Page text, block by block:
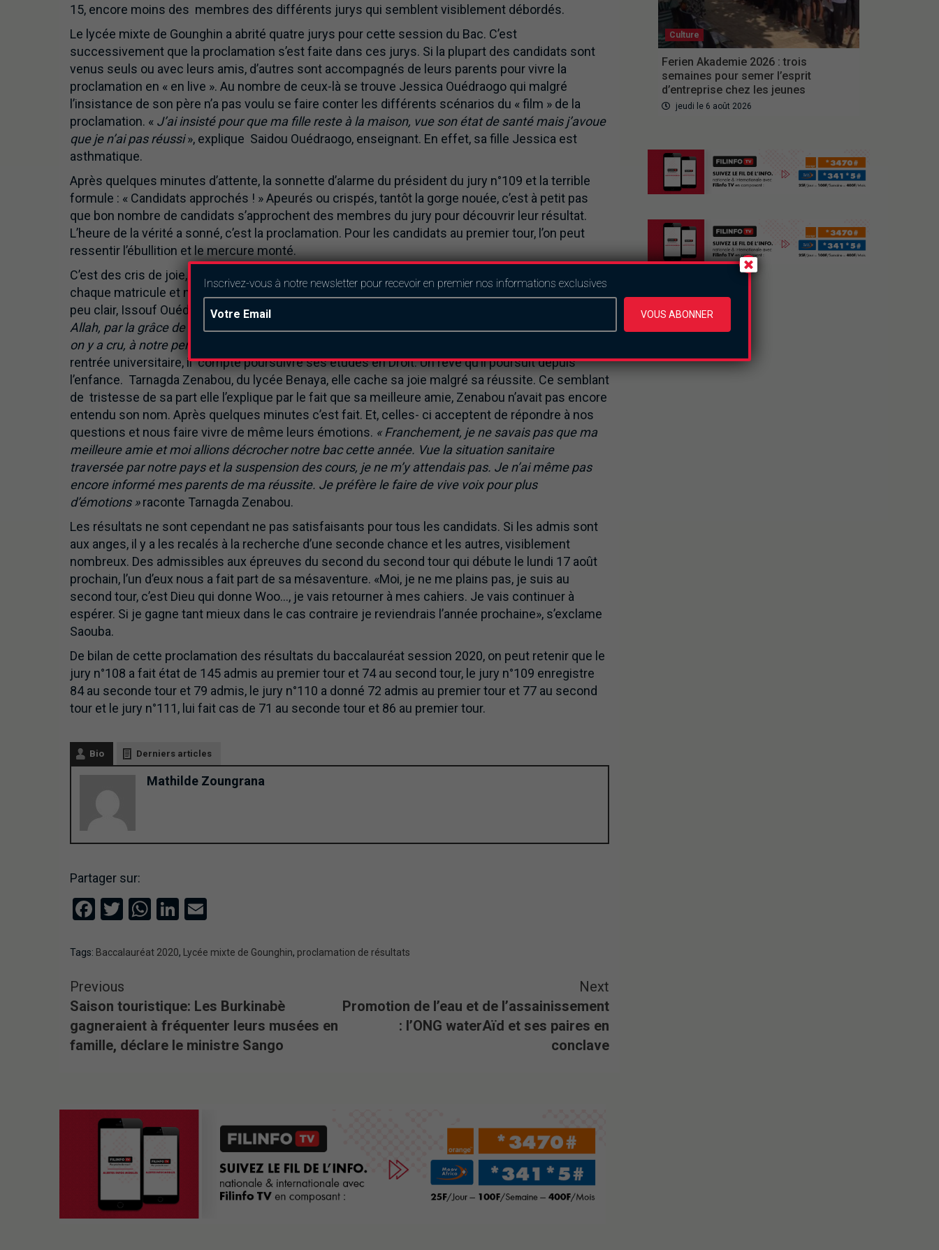
15, encore moins des membres des différents jurys qui semblent visiblement débordés.
Le lycée mixte de Gounghin a abrité quatre jurys pour cette session du Bac. C’est
successivement que la proclamation s’est faite dans ces jurys. Si la plupart des candidats sont
venus seuls ou avec leurs amis, d’autres sont accompagnés de leurs parents pour vivre la
proclamation en « en live ». Au nombre de ceux-là se trouve Jessica Ouédraogo qui malgré
l’insistance de son père n’a pas voulu se faire conter les différents scénarios du « film » de la
proclamation. « J’ai insisté pour que ma fille reste à la maison, vue son état de santé mais j’avoue
que je n’ai pas réussi», explique Saidou Ouédraogo, enseignant. En effet, sa fille Jessica est
asthmatique.
Après quelques minutes d’attente, la sonnette d’alarme du président du jury n°109 et la terrible
formule : « Candidats approchés ! » Apeurés ou crispés, tantôt la gorge nouée, c’est à petit pas
que bon nombre de candidats s’approchent des membres du jury pour découvrir leur résultat.
L’heure de la vérité a sonné, c’est la proclamation. Pour les candidats au premier tour, l’on peut
ressentir l’ébullition et le mercure monté.
C’est des cris de joie, des ouf de soulagement ou plus de délivrance que l’on entend après
chaque matricule et nom appelés. Habillé en « Faso Danfani », d’une taille moyenne et d’un teint
peu clair, Issouf Ouédraogo, nouveau bachelier à l’instant partage ses émotions :
Allah, par la grâce de Dieu, ça marché, malgré la complexité de l’année scolaire. On sait battu et
on y a cru, à notre performance, à notre capacité et Dieu merci ! Ça a marché
rentrée universitaire, il compte poursuivre ses études en Droit. Un rêve qu’il poursuit depuis
l’enfance. Tarnagda Zenabou, du lycée Benaya, elle cache sa joie malgré sa réussite. Ce semblant
de tristesse de sa part elle l’explique par le fait que sa meilleure amie, Zenabou n’avait pas encore
entendu son nom. Après quelques minutes c’est fait. Et, celles- ci acceptent de répondre à nos
questions et nous faire vivre de même leurs émotions. « Franchement, je ne savais pas que ma
meilleure amie et moi allions décrocher notre bac cette année. Vue la situation sanitaire
traversée par notre pays et la suspension des cours, je ne m’y attendais pas. Je n’ai même pas
encore informé mes parents de ma réussite. Je préfère le faire de vive voix pour plus
d’émotions »raconte Tarnagda Zenabou.
Les résultats ne sont cependant ne pas satisfaisants pour tous les candidats. Si les admis sont
aux anges, il y a les recalés à la recherche d’une seconde chance et les autres, visiblement
nombreux. Des admissibles aux épreuves du second du second tour qui débute le lundi 17 août
prochain, l’un d’eux nous a fait part de sa mésaventure. «Moi, je ne me plains pas, je suis au
second tour, c’est Dieu qui donne Woo…, je vais retourner à mes cahiers. Je vais continuer à
espérer. Si je gagne tant mieux dans le cas contraire je reviendrais l’année prochaine», s’exclame
Saouba.
De bilan de cette proclamation des résultats du baccalauréat session 2020, on peut retenir que le
jury n°108 a fait état de 145 admis au premier tour et 74 au second tour, le jury n°109 enregistre
84 au seconde tour et 79 admis, le jury n°110 a donné 72 admis au premier tour et 77 au second
tour et le jury n°111, lui fait cas de 71 au seconde tour et 86 au premier tour.
Bio Derniers articles
Mathilde Zoungrana
Partager sur:
Facebook
Twitter
WhatsApp
LinkedIn
Email
Tags: Baccalauréat 2020, Lycée mixte de Gounghin, proclamation de résultats
Previous
Saison touristique: Les Burkinabè
gagneraient à fréquenter leurs musées en
famille, déclare le ministre Sango
Next
Promotion de l’eau et de l’assainissement
: l’ONG waterAïd et ses paires en
conclave
Culture
Ferien Akademie 2026 : trois
semaines pour semer l’esprit
d’entreprise chez les jeunes
jeudi le 6 août 2026
Inscrivez-vous à notre newsletter pour recevoir en premier nos informations exclusives
VOUS ABONNER